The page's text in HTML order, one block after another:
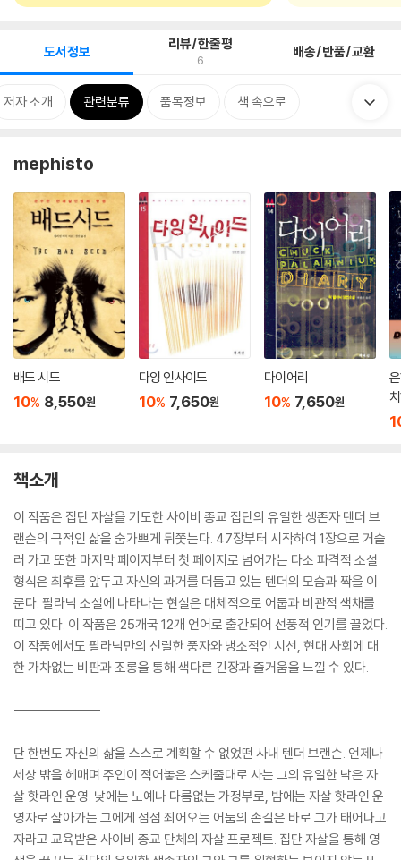
도서정보 리뷰/한줄평
6 배송/반품/교환
저자 소개 관련분류 품목정보 책 속으로
mephisto
배드 시드
10% 8,550원
다잉 인사이드
10% 7,650원
다이어리
10% 7,650원
책소개
이 작품은 집단 자살을 기도한 사이비 종교 집단의 유일한 생존자 텐더 브
랜슨의 극적인 삶을 숨가쁘게 뒤쫓는다. 47장부터 시작하여 1장으로 거슬
러 가고 또한 마지막 페이지부터 첫 페이지로 넘어가는 다소 파격적 소설
형식은 최후를 앞두고 자신의 과거를 더듬고 있는 텐더의 모습과 짝을 이
룬다. 팔라닉 소설에 나타나는 현실은 대체적으로 어둡과 비관적 색채를
띠고 있다. 이 작품은 25개국 12개 언어로 출간되어 선풍적 인기를 끌었다.
이 작품에서도 팔라닉만의 신랄한 풍자와 냉소적인 시선, 현대 사회에 대
한 가차없는 비판과 조롱을 통해 색다른 긴장과 즐거움을 느낄 수 있다.
----------------
단 한번도 자신의 삶을 스스로 계획할 수 없었떤 사내 텐더 브랜슨. 언제나
세상 밖을 헤매며 주인이 적어놓은 스케줄대로 사는 그의 유일한 낙은 자
살 핫라인 운영. 낮에는 노예나 다름없는 가정부로, 밤에는 자살 핫라인 운
영자로 살아가는 그에게 점점 죄어오는 어둠의 손길은 바로 그가 태어나고
자라고 교육받은 사이비 종교 단체의 자살 프로젝트. 집단 자살을 통해 영